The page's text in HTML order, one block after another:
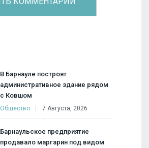
В Барнауле построят
административное здание рядом
с Ковшом
Общество 7 Августа, 2026
Барнаульское предприятие
продавало маргарин под видом